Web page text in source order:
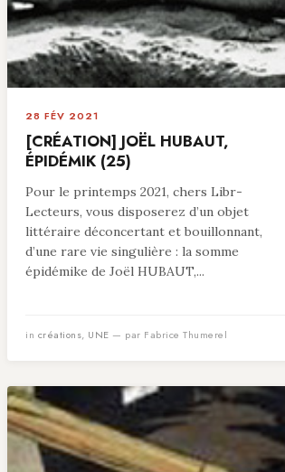
28 FÉV 2021
[CRÉATION] JOËL HUBAUT,
ÉPIDÉMIK (25)
Pour le printemps 2021, chers Libr-
Lecteurs, vous disposerez d’un objet
littéraire déconcertant et bouillonnant,
d’une rare vie singulière : la somme
épidémike de Joël HUBAUT,...
in créations, UNE — par Fabrice Thumerel